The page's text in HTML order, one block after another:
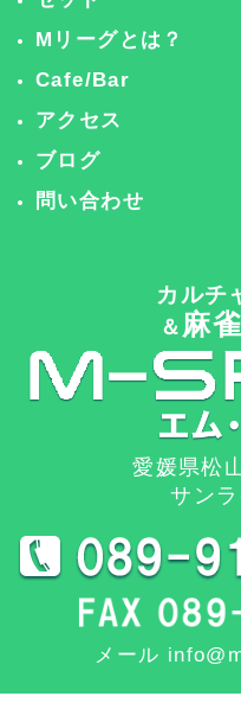
Mリーグとは？
Cafe/Bar
アクセス
ブログ
問い合わせ
カルチ
＆ 麻
愛媛県松
サン
メール